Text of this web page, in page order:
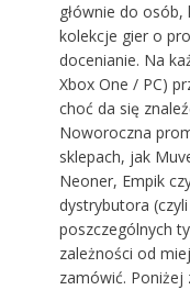
głównie do osób,
kolekcje gier o
docenianie. Na
Xbox One / PC)
choć da się
Noworoczna
sklepach, jak
Neoner, Empik
dystrybutora (
poszczególnych
zależności od
zamówić. Poniżej